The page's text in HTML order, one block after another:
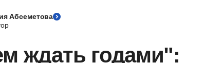
Абсеметова
ждать годами":